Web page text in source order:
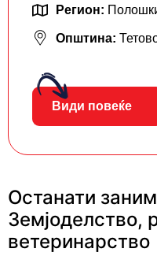
Регион:
Општина:
Види повеќе
Останати
Земјоделство,
ветеринарство